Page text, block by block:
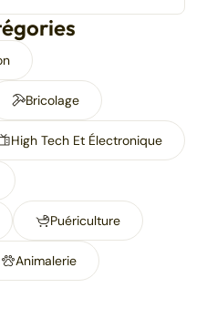
Bricolage
High Tech Et Électronique
Puériculture
Animalerie